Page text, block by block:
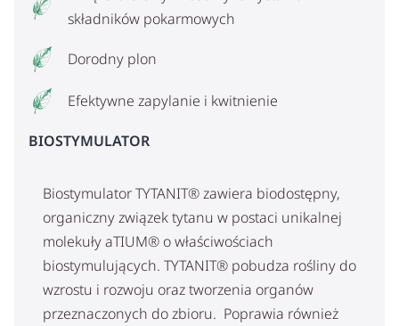
składników pokarmowych
Dorodny plon
Efektywne zapylanie i kwitnienie
BIOSTYMULATOR
Biostymulator TYTANIT® zawiera biodostępny,
organiczny związek tytanu w postaci unikalnej
molekuły aTIUM® o właściwościach
biostymulujących. TYTANIT® pobudza rośliny do
wzrostu i rozwoju oraz tworzenia organów
przeznaczonych do zbioru. Poprawia również